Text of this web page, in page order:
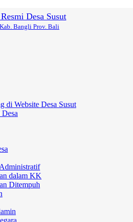
Desa Susut
Bangli Prov. Bali
di Website Desa Susut
dalam KK
Ditempuh